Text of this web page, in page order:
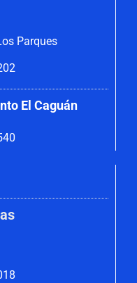
Parques
El Caguán